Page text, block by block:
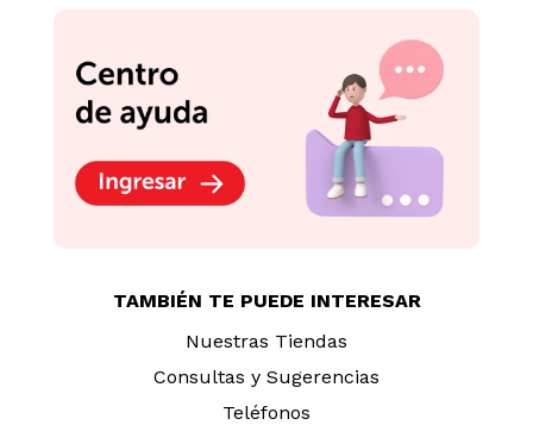
TAMBIÉN TE PUEDE INTERESAR
Nuestras Tiendas
Consultas y Sugerencias
Teléfonos